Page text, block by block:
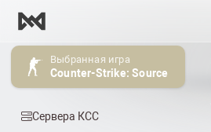
Выбранная игра
Counter-Strike: Source
Сервера КСС